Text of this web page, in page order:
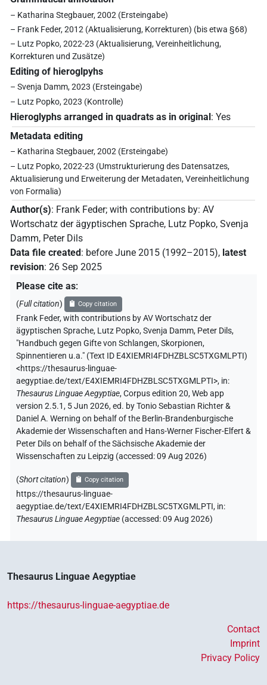
– Katharina Stegbauer, 2002 (Ersteingabe)
– Frank Feder, 2012 (Aktualisierung, Korrekturen) (bis etwa §68)
– Lutz Popko, 2022-23 (Aktualisierung, Vereinheitlichung,
Korrekturen und Zusätze)
Editing of hieroglpyhs
– Svenja Damm, 2023 (Ersteingabe)
– Lutz Popko, 2023 (Kontrolle)
Hieroglyphs arranged in quadrats as in original: Yes
Metadata editing
– Katharina Stegbauer, 2002 (Ersteingabe)
– Lutz Popko, 2022-23 (Umstrukturierung des Datensatzes,
Aktualisierung und Erweiterung der Metadaten, Vereinheitlichung
von Formalia)
Author(s): Frank Feder; with contributions by: AV
Wortschatz der ägyptischen Sprache, Lutz Popko, Svenja
Damm, Peter Dils
Data file created: before June 2015 (1992–2015), latest
revision: 26 Sep 2025
Please cite as:
(Full citation) Copy citation
Frank Feder,with contributions byAV Wortschatz der
ägyptischen Sprache, Lutz Popko,Svenja Damm, Peter Dils,
"Handbuch gegen Gifte von Schlangen, Skorpionen,
Spinnentieren u.a." (Text ID E4XIEMRI4FDHZBLSC5TXGMLPTI)
<https://thesaurus-linguae-
aegyptiae.de/text/E4XIEMRI4FDHZBLSC5TXGMLPTI>, in:
Thesaurus Linguae Aegyptiae,Corpus edition 20, Web app
version 2.5.1, 5 Jun 2026, ed. by Tonio Sebastian Richter &
Daniel A. Werning on behalf of the Berlin-Brandenburgische
Akademie der Wissenschaften and Hans-Werner Fischer-Elfert &
Peter Dils on behalf of the Sächsische Akademie der
Wissenschaften zu Leipzig (accessed:09 Aug 2026)
(Short citation) Copy citation
https://thesaurus-linguae-
aegyptiae.de/text/E4XIEMRI4FDHZBLSC5TXGMLPTI, in:
Thesaurus Linguae Aegyptiae (accessed:09 Aug 2026)
Thesaurus Linguae Aegyptiae
https://thesaurus-linguae-aegyptiae.de
Contact
Imprint
Privacy Policy